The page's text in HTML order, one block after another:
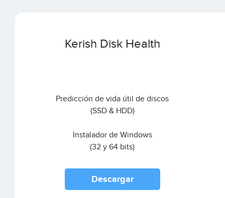
Kerish Disk Health
Predicción de vida útil de discos
(SSD & HDD)
Instalador de Windows
(32 y 64 bits)
Descargar